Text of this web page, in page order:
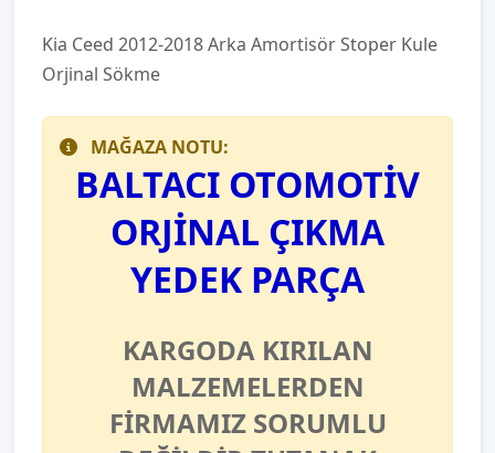
Kia Ceed 2012-2018 Arka Amortisör Stoper Kule
Orjinal Sökme
MAĞAZA NOTU:
BALTACI OTOMOTİV
ORJİNAL ÇIKMA
YEDEK PARÇA
KARGODA KIRILAN
MALZEMELERDEN
FİRMAMIZ SORUMLU